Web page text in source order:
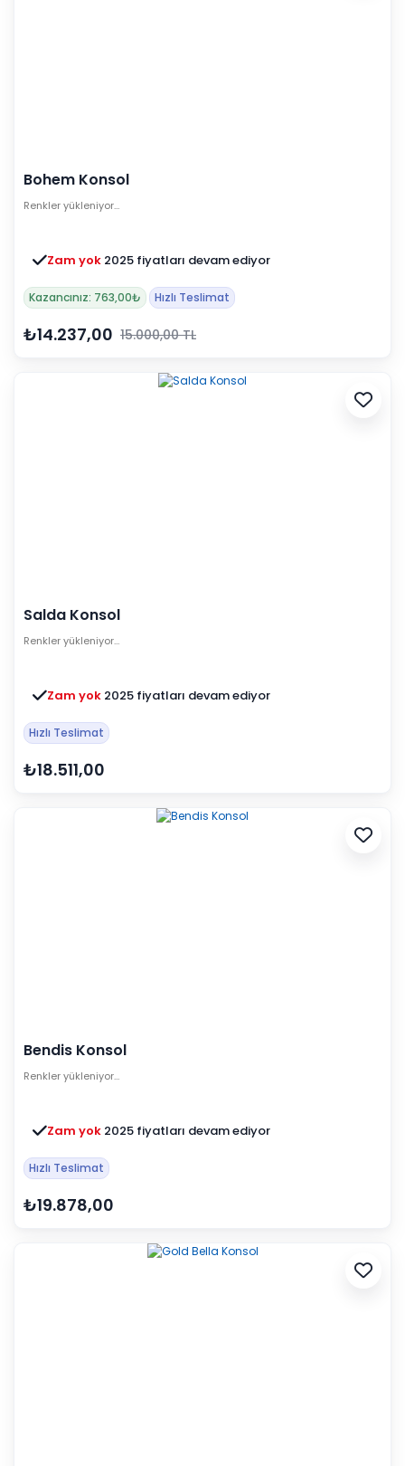
Bohem Konsol
Renkler yükleniyor…
Zam yok 2025 fiyatları devam ediyor
Kazancınız: 763,00₺ Hızlı Teslimat
₺14.237,00 15.000,00 TL
Salda Konsol
Renkler yükleniyor…
Zam yok 2025 fiyatları devam ediyor
Hızlı Teslimat
₺18.511,00
Bendis Konsol
Renkler yükleniyor…
Zam yok 2025 fiyatları devam ediyor
Hızlı Teslimat
₺19.878,00